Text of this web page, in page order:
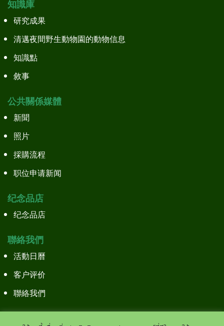
知識庫
研究成果
清邁夜間野生動物園的動物信息
知識點
敘事
公共關係媒體
新聞
照片
採購流程
职位申请新闻
纪念品店
纪念品店
聯絡我們
活動日曆
客户评价
聯絡我們